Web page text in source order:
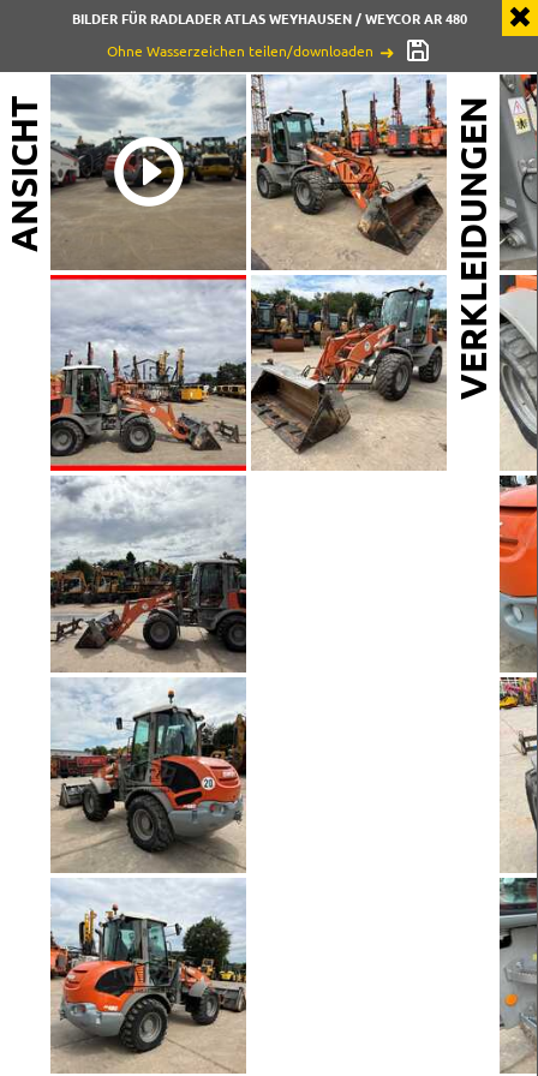
BILDER FÜR RADLADER ATLAS WEYHAUSEN / WEYCOR AR 480
Ohne Wasserzeichen teilen/downloaden
ANSICHT VERKLEIDUNGEN